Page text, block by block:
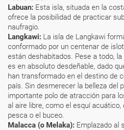
Labuan: Esta isla, situada en la
ofrece la posibilidad de practicar
naufragio.
Langkawi: La isla de Langkawi
conformado por un centenar de
están deshabitados. Pese a todo,
es en absoluto desdeñable, dado
han transformado en el destino de
país. Sin desmerecer la belleza del
importante polo de atracción para
al aire libre, como el esquí acuático,
pesca o el buceo.
Malacca (o Melaka): Emplazado al